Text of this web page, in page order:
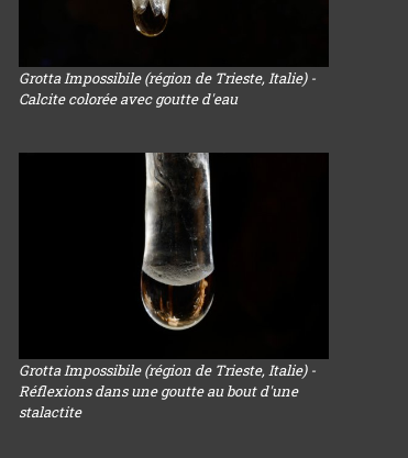
Grotta Impossibile (région de Trieste, Italie) -
Calcite colorée avec goutte d'eau
Grotta Impossibile (région de Trieste, Italie) -
Réflexions dans une goutte au bout d'une
stalactite